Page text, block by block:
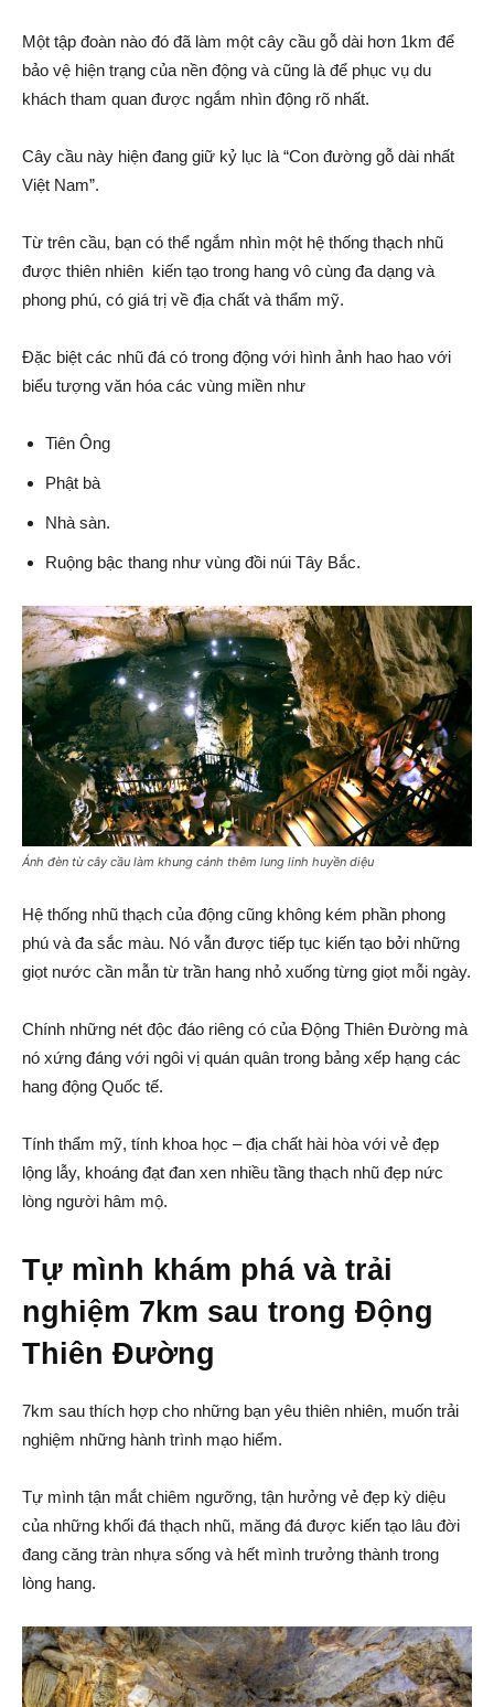
Một tập đoàn nào đó đã làm một cây cầu gỗ dài hơn 1km để
bảo vệ hiện trạng của nền động và cũng là để phục vụ du
khách tham quan được ngắm nhìn động rõ nhất.
Cây cầu này hiện đang giữ kỷ lục là “Con đường gỗ dài nhất
Việt Nam”.
Từ trên cầu, bạn có thể ngắm nhìn một hệ thống thạch nhũ
được thiên nhiên kiến tạo trong hang vô cùng đa dạng và
phong phú, có giá trị về địa chất và thẩm mỹ.
Đặc biệt các nhũ đá có trong động với hình ảnh hao hao với
biểu tượng văn hóa các vùng miền như
Tiên Ông
Phật bà
Nhà sàn.
Ruộng bậc thang như vùng đồi núi Tây Bắc.
Ánh đèn từ cây cầu làm khung cảnh thêm lung linh huyền diệu
Hệ thống nhũ thạch của động cũng không kém phần phong
phú và đa sắc màu. Nó vẫn được tiếp tục kiến tạo bởi những
giọt nước cần mẫn từ trần hang nhỏ xuống từng giọt mỗi ngày.
Chính những nét độc đáo riêng có của Động Thiên Đường mà
nó xứng đáng với ngôi vị quán quân trong bảng xếp hạng các
hang động Quốc tế.
Tính thẩm mỹ, tính khoa học – địa chất hài hòa với vẻ đẹp
lộng lẫy, khoáng đạt đan xen nhiều tầng thạch nhũ đẹp nức
lòng người hâm mộ.
Tự mình khám phá và trải
nghiệm 7km sau trong Động
Thiên Đường
7km sau thích hợp cho những bạn yêu thiên nhiên, muốn trải
nghiệm những hành trình mạo hiểm.
Tự mình tận mắt chiêm ngưỡng, tận hưởng vẻ đẹp kỳ diệu
của những khối đá thạch nhũ, măng đá được kiến tạo lâu đời
đang căng tràn nhựa sống và hết mình trưởng thành trong
lòng hang.